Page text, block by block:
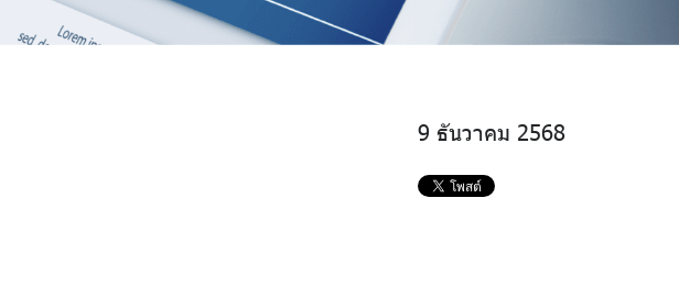
9 ธันวาคม 2568